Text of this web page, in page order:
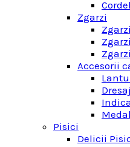
Zgarzi
Accesorii
Dresaj
Pisici
Delicii